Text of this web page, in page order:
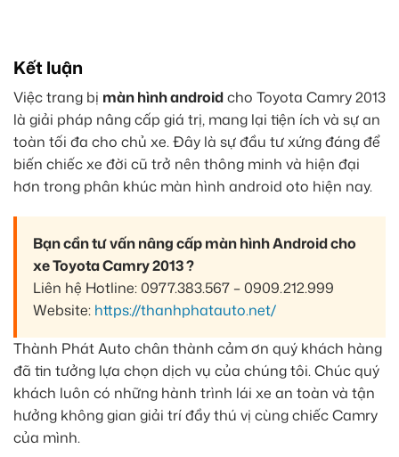
Kết luận
Việc trang bị màn hình androidcho Toyota Camry 2013
là giải pháp nâng cấp giá trị, mang lại tiện ích và sự an
toàn tối đa cho chủ xe. Đây là sự đầu tư xứng đáng để
biến chiếc xe đời cũ trở nên thông minh và hiện đại
hơn trong phân khúc màn hình android oto hiện nay.
Bạn cần tư vấn nâng cấp màn hình Android cho
xe Toyota Camry 2013 ?
Liên hệ Hotline: 0977.383.567 – 0909.212.999
Website: https://thanhphatauto.net/
Thành Phát Auto chân thành cảm ơn quý khách hàng
đã tin tưởng lựa chọn dịch vụ của chúng tôi. Chúc quý
khách luôn có những hành trình lái xe an toàn và tận
hưởng không gian giải trí đầy thú vị cùng chiếc Camry
của mình.